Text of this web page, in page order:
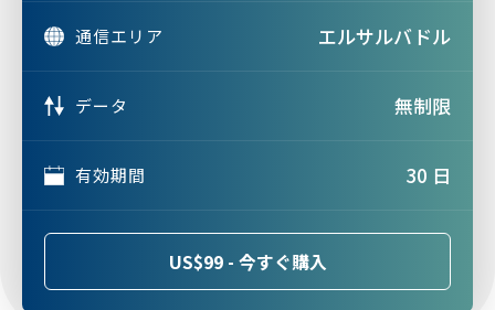
通信エリア エルサルバドル
データ 無制限
有効期間 30 日
US$99 - 今すぐ購入